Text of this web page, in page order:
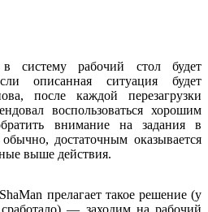
систему рабочий стол будет
описанная ситуация будет
после каждой перезагрузки
воспользоваться хорошим
внимание на задания в
достаточным оказывается
выше действия.
прелагает такое решение (у
сработало) — заходим на рабочий